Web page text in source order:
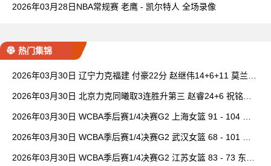
2026年03月28日NBA常规赛 老鹰 - 凯尔特人 全场录像
热门集锦
2026年03月30日 辽宁力克福建 付豪22分 赵继伟14+6+11 莫兰德
2026年03月30日 北京力克同曦取3连胜升第三 赵睿24+6 祝铭震1
2026年03月30日 WCBA季后赛1/4决赛G2 上海女篮 91 - 104 四
2026年03月30日 WCBA季后赛1/4决赛G2 武汉女篮 68 - 101 山
2026年03月30日 WCBA季后赛1/4决赛G2 江苏女篮 83 - 73 东莞